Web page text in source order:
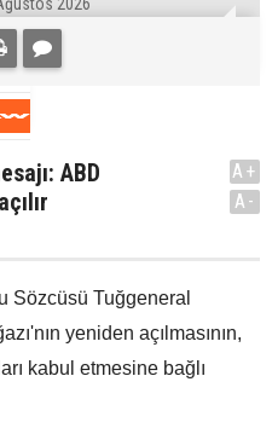
ABD
A+
A-
Sözcüsü Tuğgeneral
yeniden açılmasının,
kabul etmesine bağlı